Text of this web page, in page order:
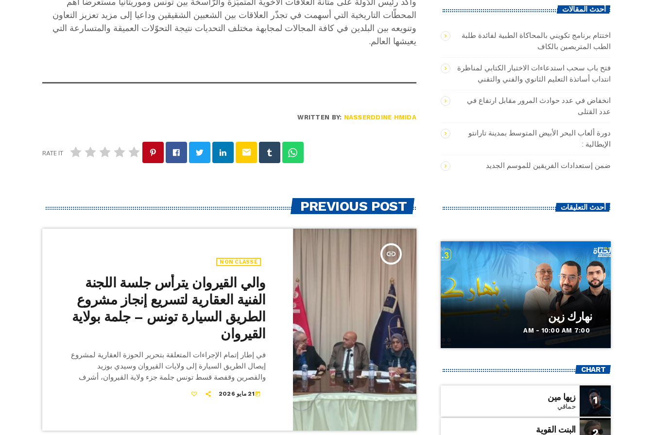
المحطّات التاريخية التي أسهمت في تجذّر العلاقات بين الشعبين الشقيقين وداعيا إلى مزيد تعزيز التعاون
وتنويعه بين البلدين في كافة المجالات لمجابهة مختلف التحديات نتيجة التحوّلات العميقة والمتسارعة التي
يعيشها العالم.
WRITTEN BY: NASSERDDINE HMIDA
email
RATE IT
PREVIOUS POST
insert_link
NON CLASSÉ
والي القيروان يترأس جلسة اللجنة
الفنية العقارية لتسريع إنجاز مشروع
الطريق السيارة تونس – جلمة بولاية
القيروان
في إطار إتمام الإجراءات المتعلقة بتحرير الحوزة العقارية لمشروع
إيصال الطريق السيارة إلى ولايات القيروان وسيدي بوزيد
والقصرين وقفصة قسط تونس جلمة جزء ولاية القيروان، أشرف
على جلسة عمل اللجنة الفنية العقارية المشتركة المكلفة بتحرير
لجنة الاستقصاء والمصالحة بالقيروان ،رئيس فرع المحكمة
today21 مايو 2026
أحدث المقالات
اختتام برنامج تكويني بالمحاكاة الطبية لفائدة طلبة
الطب المتربصين بالكاف
فتح باب سحب استدعاءات الاختبار الكتابي لمناظرة
انتداب أساتذة التعليم الثانوي والفني والتقني
انخفاض في عدد حوادث المرور مقابل ارتفاع في
عدد القتلى
دورة ألعاب البحر الأبيض المتوسط بمدينة تارانتو
الإيطالية :
ضمن إستعدادات الفريقين للموسم الجديد
أحدث التعليقات
نهارك زين
7:00 AM - 10:00 AM
CHART
1 زيها مين
حماقي
2 البنت القوية